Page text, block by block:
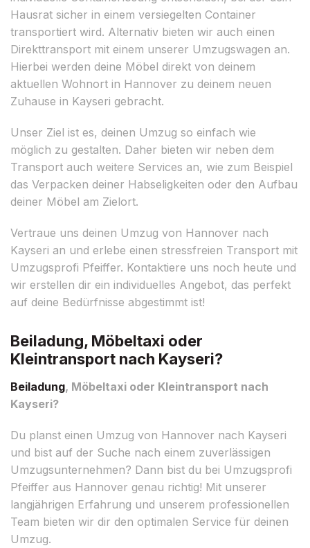
Hausrat sicher in einem versiegelten Container
transportiert wird. Alternativ bieten wir auch einen
Direkttransport mit einem unserer Umzugswagen an.
Hierbei werden deine Möbel direkt von deinem
aktuellen Wohnort in Hannover zu deinem neuen
Zuhause in Kayseri gebracht.
Unser Ziel ist es, deinen Umzug so einfach wie
möglich zu gestalten. Daher bieten wir neben dem
Transport auch weitere Services an, wie zum Beispiel
das Verpacken deiner Habseligkeiten oder den Aufbau
deiner Möbel am Zielort.
Vertraue uns deinen Umzug von Hannover nach
Kayseri an und erlebe einen stressfreien Transport mit
Umzugsprofi Pfeiffer. Kontaktiere uns noch heute und
wir erstellen dir ein individuelles Angebot, das perfekt
auf deine Bedürfnisse abgestimmt ist!
Beiladung, Möbeltaxi oder
Kleintransport nach Kayseri?
Beiladung, Möbeltaxi oder Kleintransport nach
Kayseri?
Du planst einen Umzug von Hannover nach Kayseri
und bist auf der Suche nach einem zuverlässigen
Umzugsunternehmen? Dann bist du bei Umzugsprofi
Pfeiffer aus Hannover genau richtig! Mit unserer
langjährigen Erfahrung und unserem professionellen
Team bieten wir dir den optimalen Service für deinen
Umzug.